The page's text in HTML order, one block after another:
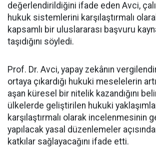
değerlendirildiğini ifade eden Avci,
hukuk sistemlerini karşılaştırmalı
kapsamlı bir uluslararası başvuru
taşıdığını söyledi.
Prof. Dr. Avci, yapay zekânın
ortaya çıkardığı hukuki meselelerin
aşan küresel bir nitelik kazandığını
ülkelerde geliştirilen hukuki
karşılaştırmalı olarak incelenmesinin
yapılacak yasal düzenlemeler
katkılar sağlayacağını ifade etti.